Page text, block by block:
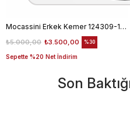
Mocassini Erkek Kemer 124309-100
₺3.500,00
₺5.000,00
Sepette %20 Net İndirim
%30
Son